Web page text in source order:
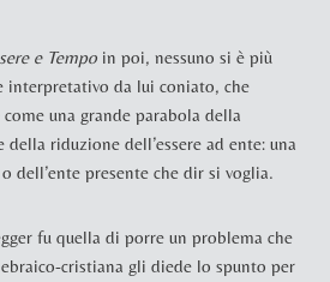
e Tempo in poi, nessuno si è più
interpretativo da lui coniato, che
una grande parabola della
della riduzione dell’essere ad ente: una
dell’ente presente che dir si voglia.
fu quella di porre un problema che
cristiana gli diede lo spunto per